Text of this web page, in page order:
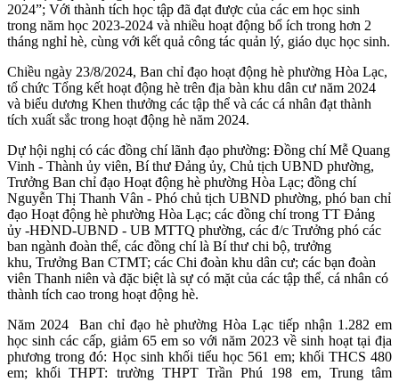
2024”; Với thành tích học tập đã đạt được của các em học sinh
trong năm học 2023-2024 và nhiều hoạt động bổ ích trong hơn 2
tháng nghỉ hè, cùng với kết quả công tác quản lý, giáo dục học sinh.
Chiều ngày 23/8/2024, Ban chỉ đạo hoạt động hè phường Hòa Lạc,
tổ chức Tổng kết hoạt động hè trên địa bàn khu dân cư năm 2024
và biểu dương Khen thưởng các tập thể và các cá nhân đạt thành
tích xuất sắc trong hoạt động hè năm 2024.
Dự hội nghị có các đồng chí lãnh đạo phường: Đồng chí Mễ Quang
Vinh - Thành ủy viên, Bí thư Đảng ủy, Chủ tịch UBND phường,
Trưởng Ban chỉ đạo Hoạt động hè phường Hòa Lạc; đồng chí
Nguyễn Thị Thanh Vân - Phó chủ tịch UBND phường, phó ban chỉ
đạo Hoạt động hè phường Hòa Lạc; các đồng chí trong TT Đảng
ủy -HĐND-UBND - UB MTTQ phường, các đ/c Trưởng phó các
ban ngành đoàn thể, các đồng chí là Bí thư chi bộ, trưởng
khu, Trưởng Ban CTMT; các Chi đoàn khu dân cư; các bạn đoàn
viên Thanh niên và đặc biệt là sự có mặt của các tập thể, cá nhân có
thành tích cao trong hoạt động hè.
Năm 2024 Ban chỉ đạo hè phường Hòa Lạc tiếp nhận 1.282 em
học sinh các cấp, giảm 65 em so với năm 2023 về sinh hoạt tại địa
phương trong đó: Học sinh khối tiểu học 561 em; khối THCS 480
em; khối THPT: trường THPT Trần Phú 198 em, Trung tâm